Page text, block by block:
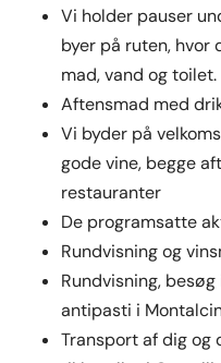
Vi holder pauser
byer på ruten, hvor
mad, vand og toilet.
Aftensmad med
Vi byder på
gode vine, begge
restauranter
De programsatte
Rundvisning og
Rundvisning,
antipasti i
Transport af dig og